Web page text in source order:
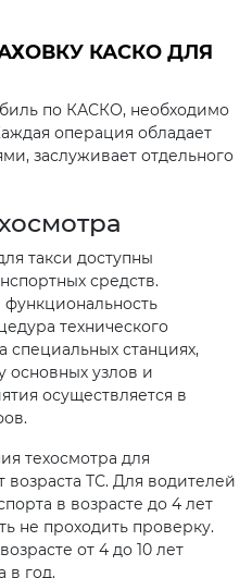
КАСКО ДЛЯ
по КАСКО, необходимо
операция обладает
заслуживает отдельного
такси доступны
средств.
технического
специальных станциях,
основных узлов и
осуществляется в
техосмотра для
возраста ТС. Для водителей
в возрасте до 4 лет
не проходить проверку.
от 4 до 10 лет
в год.